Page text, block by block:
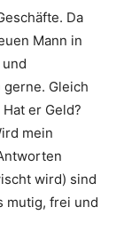
Da
Mann in
Gleich
er Geld?
mein
wird) sind
mutig, frei und